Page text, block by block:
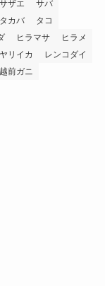
サザエ
サバ
タカバ
タコ
ヒラマサ
ヒラメ
ヤリイカ
レンコダイ
越前ガニ